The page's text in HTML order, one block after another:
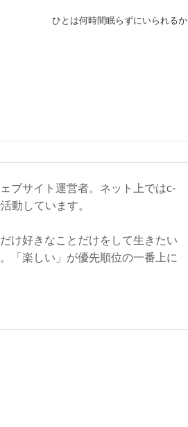
ひとは何時間眠らずにいられるか
ブサイト運営者。ネット上ではc-
動しています。
け好きなことだけをして生きたい
「楽しい」が優先順位の一番上に